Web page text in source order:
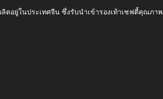
ลิตอยู่ในประเทศจีน ซึ่งรับนำเข้ารองเท้าเซฟตี้คุณภ